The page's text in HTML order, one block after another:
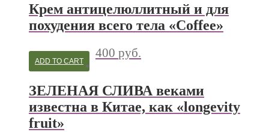
Крем антицелюллитный и для
похудения всего тела «Coffee»
400 руб.
ADD TO CART
ЗЕЛЕНАЯ СЛИВА веками
известна в Китае, как «longevity
fruit»